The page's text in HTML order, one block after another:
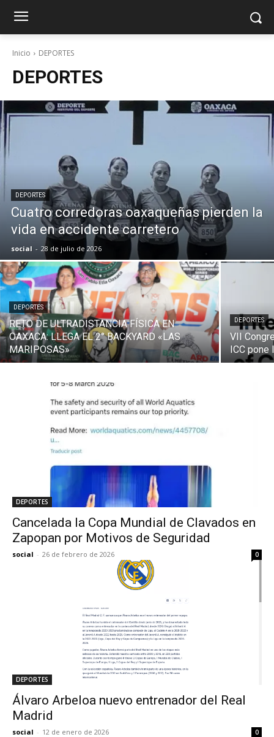
Inicio DEPORTES
DEPORTES
DEPORTES
Cuatro corredoras oaxaqueñas pierden la
vida en accidente carretero
social - 28 de julio de 2026
DEPORTES
RETO DE ULTRADISTANCIA FÍSICA EN
OAXACA: LLEGA EL 2° BACKYARD «LAS
MARIPOSAS»
DEPORTES
VII
ICC pone
DEPORTES
Cancelada la Copa Mundial de Clavados en
Zapopan por Motivos de Seguridad
social - 26 de febrero de 2026 0
DEPORTES
Álvaro Arbeloa nuevo entrenador del Real
Madrid
social - 12 de enero de 2026 0